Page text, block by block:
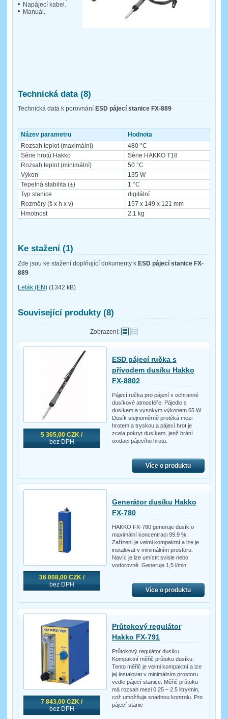
Napájecí kabel.
Manuál.
Technická data (8)
Technická data k porovnání ESD pájecí stanice FX-889
Název parametru
Hodnota
Rozsah teplot (maximální)
480 °C
Série hrotů Hakko
Série HAKKO T18
Rozsah teplot (minimální)
50 °C
Výkon
135 W
Tepelná stabilita (±)
1 °C
Typ stanice
digitální
Rozměry (š x h x v)
157 x 149 x 121 mm
Hmotnost
2.1 kg
Ke stažení (1)
Zde jsou ke stažení doplňující dokumenty k ESD pájecí stanice FX-
889
Leták (EN) (1342 kB)
Související produkty (8)
Zobrazení:
5 365,00 CZK /
bez DPH
ESD pájecí ručka s
přívodem dusíku Hakko
FX-8802
Pájecí ručka pro pájení v ochranné
dusíkové atmosféře. Pájedlo s
dusíkem a vysokým výkonem 65 W.
Dusík stejnoměrně protéká mezi
hrotem a tryskou a pájecí hrot je
zcela pokryt dusíkem, jenž brání
oxidaci pájecího hrotu.
Více o produktu
36 008,00 CZK /
bez DPH
Generátor dusíku Hakko
FX-780
HAKKO FX-780 generuje dusík o
maximální koncentraci 99.9 %.
Zařízení je velmi kompaktní a lze je
instalovat v minimálním prostoru.
Navíc je lze umístit svisle nebo
vodorovně. Generuje 1,5 l/min.
Více o produktu
7 843,00 CZK /
bez DPH
Průtokový regulátor
Hakko FX-791
Průtokový regulátor dusíku.
Kompaktní měřič průtoku dusíku.
Tento měřič je velmi kompaktní a lze
jej instalovat v minimálním prostoru
vedle pájecí stanice. Měřič průtoku
má rozsah mezi 0.25 – 2.5 litry/min,
což umožňuje snadnou kontrolu. Pro
pájecí stanic